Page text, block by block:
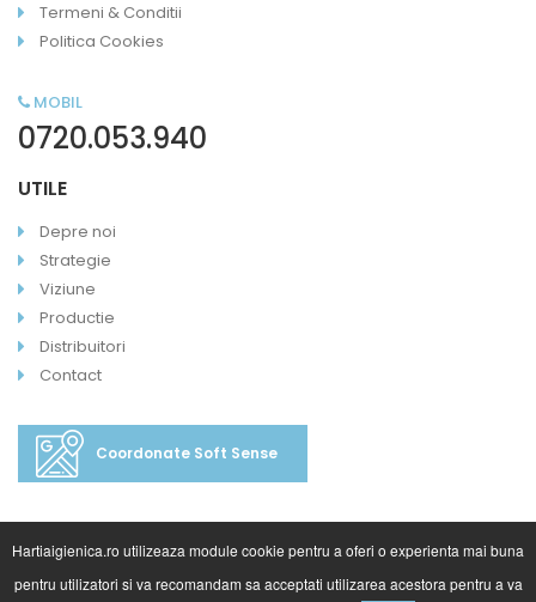
Termeni & Conditii
Politica Cookies
MOBIL
0720.053.940
UTILE
Depre noi
Strategie
Viziune
Productie
Distribuitori
Contact
Coordonate Soft Sense
©2020 HartiaIgienica.ro
Hartiaigienica.ro utilizeaza module cookie pentru a oferi o experienta mai buna
pentru utilizatori si va recomandam sa acceptati utilizarea acestora pentru a va